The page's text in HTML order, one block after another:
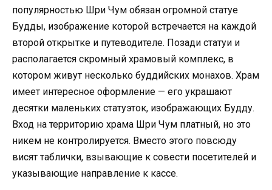
популярностью Шри Чум обязан огромной статуе
Будды, изображение которой встречается на каждой
второй открытке и путеводителе. Позади статуи и
располагается скромный храмовый комплекс, в
котором живут несколько буддийских монахов. Храм
имеет интересное оформление — его украшают
десятки маленьких статуэток, изображающих Будду.
Вход на территорию храма Шри Чум платный, но это
никем не контролируется. Вместо этого повсюду
висят таблички, взывающие к совести посетителей и
указывающие направление к кассе.